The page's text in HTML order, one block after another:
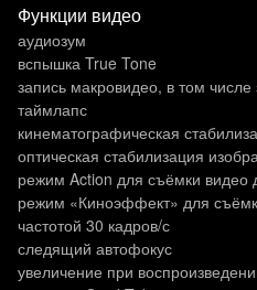
Функции видео
аудиозум
вспышка True Tone
запись макровидео, в том
таймлапс
кинематографическая
оптическая стабилизация
режим Action для съёмки видео
режим «Киноэффект» для
частотой 30 кадров/с
следящий автофокус
увеличение при